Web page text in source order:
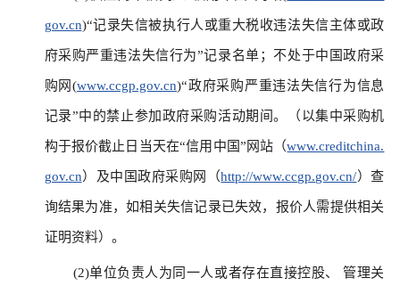
gov.cn)“记录失信被执行人或重大税收违法失信主体或政
府采购严重违法失信行为”记录名单；不处于中国政府采
购网(www.ccgp.gov.cn)“政府采购严重违法失信行为信息
记录”中的禁止参加政府采购活动期间。（以集中采购机
构于报价截止日当天在“信用中国”网站（www.creditchina.
gov.cn）及中国政府采购网（http://www.ccgp.gov.cn/）查
询结果为准，如相关失信记录已失效，报价人需提供相关
证明资料）。
(2)单位负责人为同一人或者存在直接控股、 管理关